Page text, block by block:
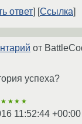
ответ
Ссылка
от
успеха?
★★★★
11:52:44 +00:00